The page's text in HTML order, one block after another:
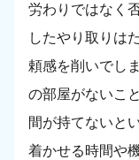
労わりではなく
したやり取りは
頼感を削いでし
の部屋がないこ
間が持てないと
着かせる時間や